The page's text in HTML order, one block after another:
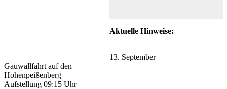
Aktuelle Hinweise:
13. September
Gauwallfahrt auf den
Hohenpeißenberg
Aufstellung 09:15 Uhr